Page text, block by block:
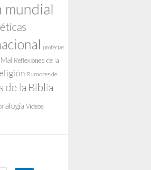
mundial
profecías
Reflexiones de la
Rumores de
de la Biblia
Videos